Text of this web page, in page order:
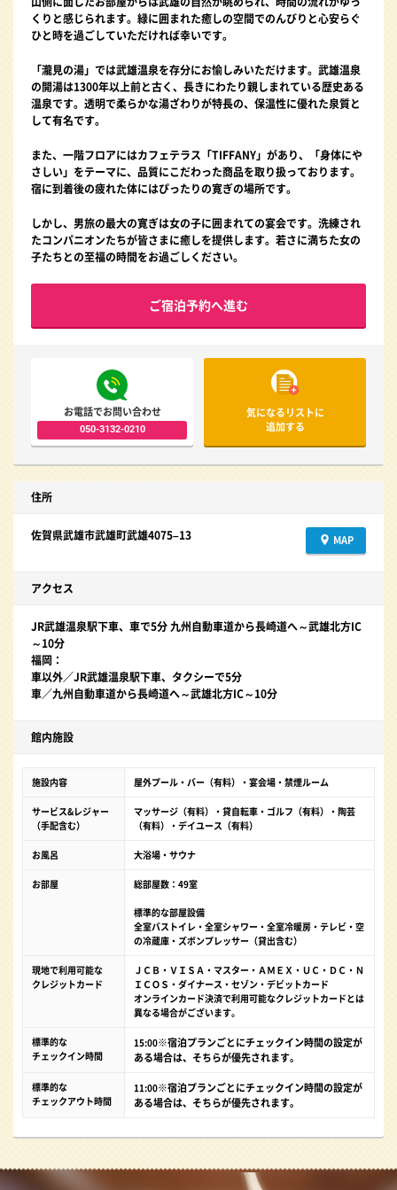
くりと感じられます。緑に囲まれた癒しの空間でのんびりと心安らぐ
ひと時を過ごしていただければ幸いです。
「瀧見の湯」では武雄温泉を存分にお愉しみいただけます。武雄温泉
の開湯は1300年以上前と古く、長きにわたり親しまれている歴史ある
温泉です。透明で柔らかな湯ざわりが特長の、保温性に優れた泉質と
して有名です。
また、一階フロアにはカフェテラス「TIFFANY」があり、「身体にや
さしい」をテーマに、品質にこだわった商品を取り扱っております。
宿に到着後の疲れた体にはぴったりの寛ぎの場所です。
しかし、男旅の最大の寛ぎは女の子に囲まれての宴会です。洗練され
たコンパニオンたちが皆さまに癒しを提供します。若さに満ちた女の
子たちとの至福の時間をお過ごしください。
ご宿泊予約へ進む
お電話でお問い合わせ
050-3132-0210
気になるリストに
追加する
住所
MAP
佐賀県武雄市武雄町武雄4075–13
アクセス
JR武雄温泉駅下車、車で5分 九州自動車道から長崎道へ～武雄北方IC
～10分
福岡：
車以外／JR武雄温泉駅下車、タクシーで5分
車／九州自動車道から長崎道へ～武雄北方IC～10分
館内施設
施設内容 屋外プール・バー（有料）・宴会場・禁煙ルーム
サービス&レジャー
（手配含む）
マッサージ（有料）・貸自転車・ゴルフ（有料）・陶芸
（有料）・デイユース（有料）
お風呂 大浴場・サウナ
お部屋 総部屋数：49室
標準的な部屋設備
全室バストイレ・全室シャワー・全室冷暖房・テレビ・空
の冷蔵庫・ズボンプレッサー（貸出含む）
現地で利用可能な
クレジットカード
ＪＣＢ・ＶＩＳＡ・マスター・ＡＭＥＸ・ＵＣ・ＤＣ・Ｎ
ＩＣＯＳ・ダイナース・セゾン・デビットカード
オンラインカード決済で利用可能なクレジットカードとは
異なる場合がございます。
標準的な
チェックイン時間
15:00※宿泊プランごとにチェックイン時間の設定が
ある場合は、そちらが優先されます。
標準的な
チェックアウト時間
11:00※宿泊プランごとにチェックイン時間の設定が
ある場合は、そちらが優先されます。